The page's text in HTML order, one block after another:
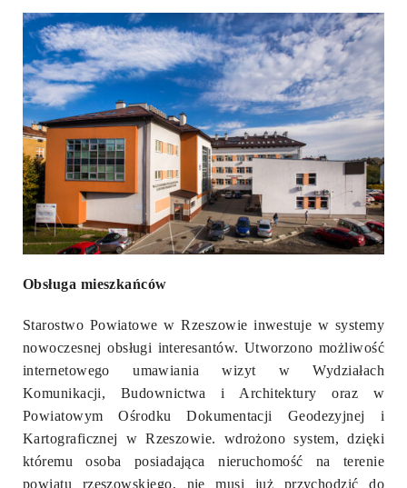
Obsługa mieszkańców
Starostwo Powiatowe w Rzeszowie inwestuje w systemy
nowoczesnej obsługi interesantów. Utworzono możliwość
internetowego umawiania wizyt w Wydziałach
Komunikacji, Budownictwa i Architektury oraz w
Powiatowym Ośrodku Dokumentacji Geodezyjnej i
Kartograficznej w Rzeszowie. wdrożono system, dzięki
któremu osoba posiadająca nieruchomość na terenie
powiatu rzeszowskiego, nie musi już przychodzić do